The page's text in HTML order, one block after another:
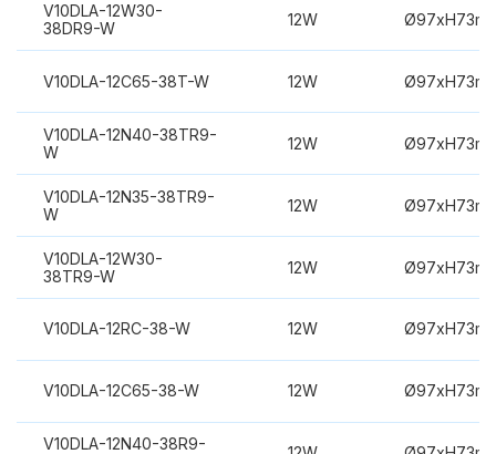
V10DLA-12W30-
38DR9-W
12W
V10DLA-12C65-38T-W 12W
V10DLA-12N40-38TR9-
W
12W
V10DLA-12N35-38TR9-
W
12W
V10DLA-12W30-
38TR9-W
12W
V10DLA-12RC-38-W 12W
V10DLA-12C65-38-W 12W
V10DLA-12N40-38R9-